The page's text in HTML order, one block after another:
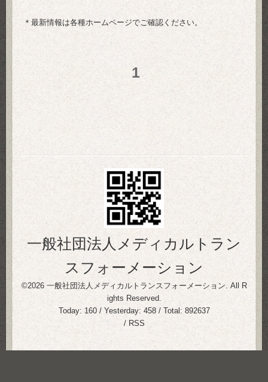
＊最新情報は各種ホームページでご確認ください。
1
一般社団法人メディカルトラン
スフォーメーション
©2026 一般社団法人メディカルトランスフォーメーション. All R
ights Reserved.
Today: 160/ Yesterday: 458/ Total: 892637
/ RSS